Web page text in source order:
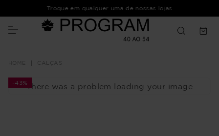
Troque em qualquer uma de nossas lojas
CALÇAS
There was a problem loading your image
-43%